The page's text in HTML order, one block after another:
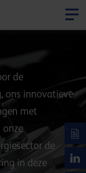
de
ons innovatieve
met
onze
de
in deze